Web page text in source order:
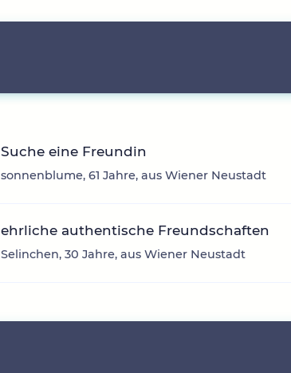
Suche eine Freundin
sonnenblume, 61 Jahre, aus Wiener Neustadt
ehrliche authentische Freundschaften
Selinchen, 30 Jahre, aus Wiener Neustadt